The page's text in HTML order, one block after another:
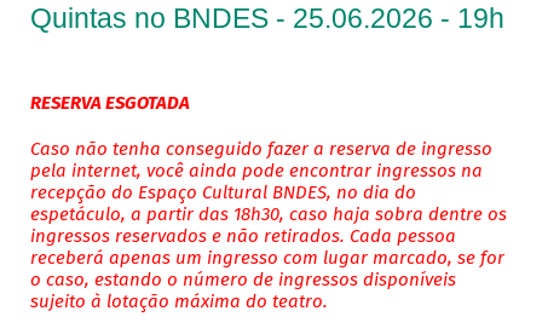
Quintas no BNDES - 25.06.2026 - 19h
RESERVA ESGOTADA
Caso não tenha conseguido fazer a reserva de ingresso
pela internet, você ainda pode encontrar ingressos na
recepção do Espaço Cultural BNDES, no dia do
espetáculo, a partir das 18h30, caso haja sobra dentre os
ingressos reservados e não retirados. Cada pessoa
receberá apenas um ingresso com lugar marcado, se for
o caso, estando o número de ingressos disponíveis
sujeito à lotação máxima do teatro.